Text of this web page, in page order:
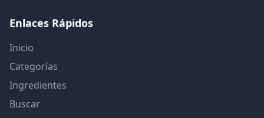
Enlaces Rápidos
Inicio
Categorías
Ingredientes
Buscar